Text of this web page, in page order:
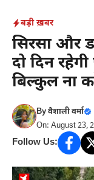
content
बड़ी ख़बर
सिरसा और
दो दिन
बिल्कुल ना
Byवैशाली वर्मा
On: August 23,
Follow Us: